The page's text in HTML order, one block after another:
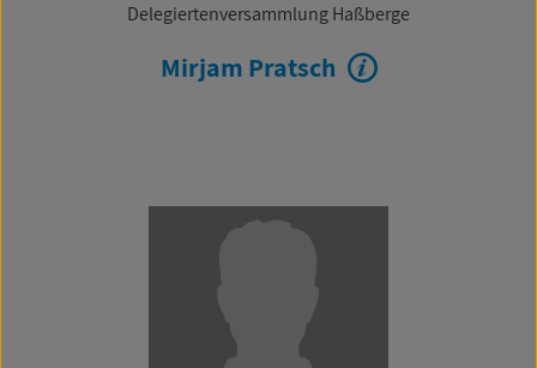
Delegiertenversammlung Haßberge
Mirjam Pratsch